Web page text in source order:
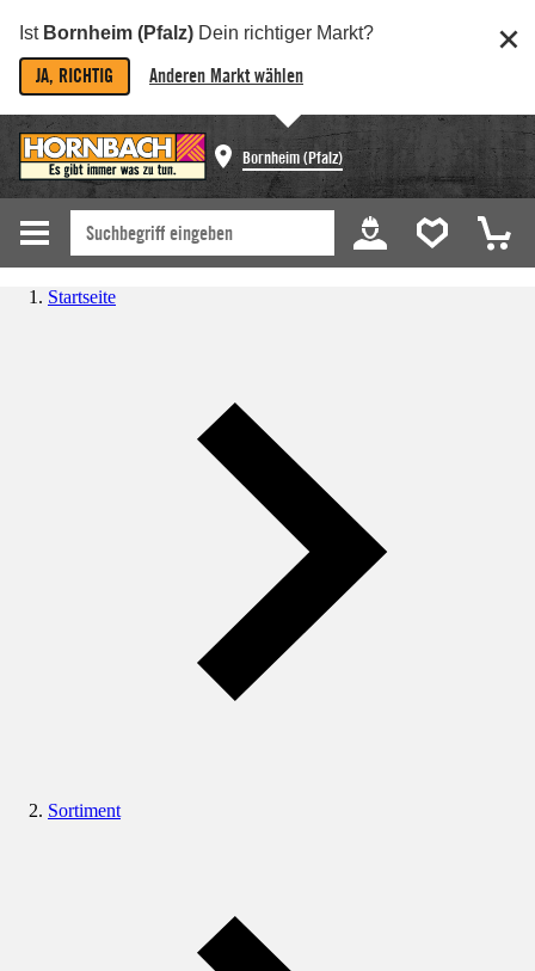
Ist Bornheim (Pfalz) Dein richtiger Markt?
JA, RICHTIG Anderen Markt wählen
Bornheim (Pfalz)
Startseite
Sortiment